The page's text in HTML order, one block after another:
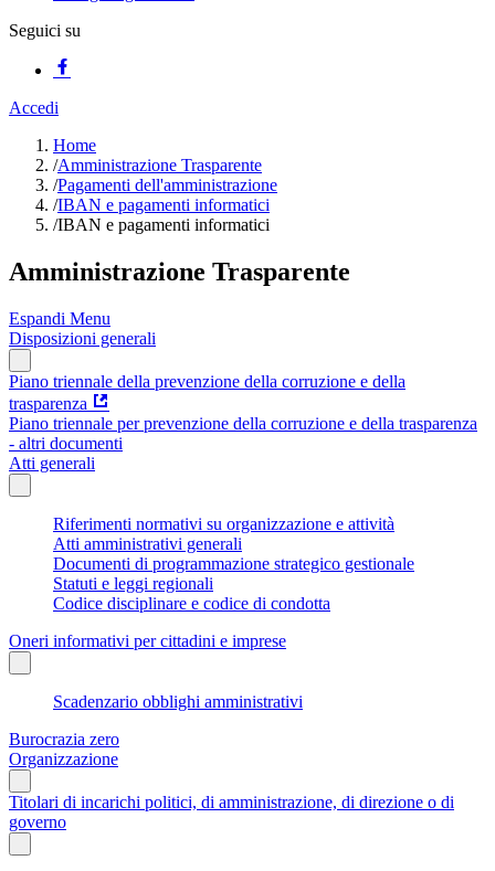
Seguici su
Accedi
Home
/Amministrazione Trasparente
/Pagamenti dell'amministrazione
/IBAN e pagamenti informatici
/IBAN e pagamenti informatici
Amministrazione Trasparente
Espandi Menu
Disposizioni generali
Piano triennale della prevenzione della corruzione e della
trasparenza
Piano triennale per prevenzione della corruzione e della trasparenza
- altri documenti
Atti generali
Riferimenti normativi su organizzazione e attività
Atti amministrativi generali
Documenti di programmazione strategico gestionale
Statuti e leggi regionali
Codice disciplinare e codice di condotta
Oneri informativi per cittadini e imprese
Scadenzario obblighi amministrativi
Burocrazia zero
Organizzazione
Titolari di incarichi politici, di amministrazione, di direzione o di
governo